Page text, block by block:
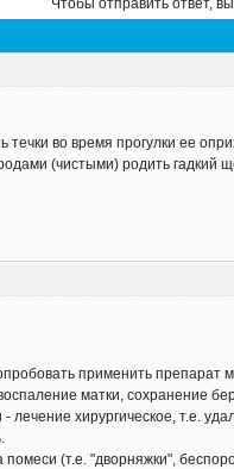
во время прогулки ее
(чистыми) родить гадкий
применить препарат
матки, сохранение
хирургическое, т.е.
(т.е. "дворняжки",